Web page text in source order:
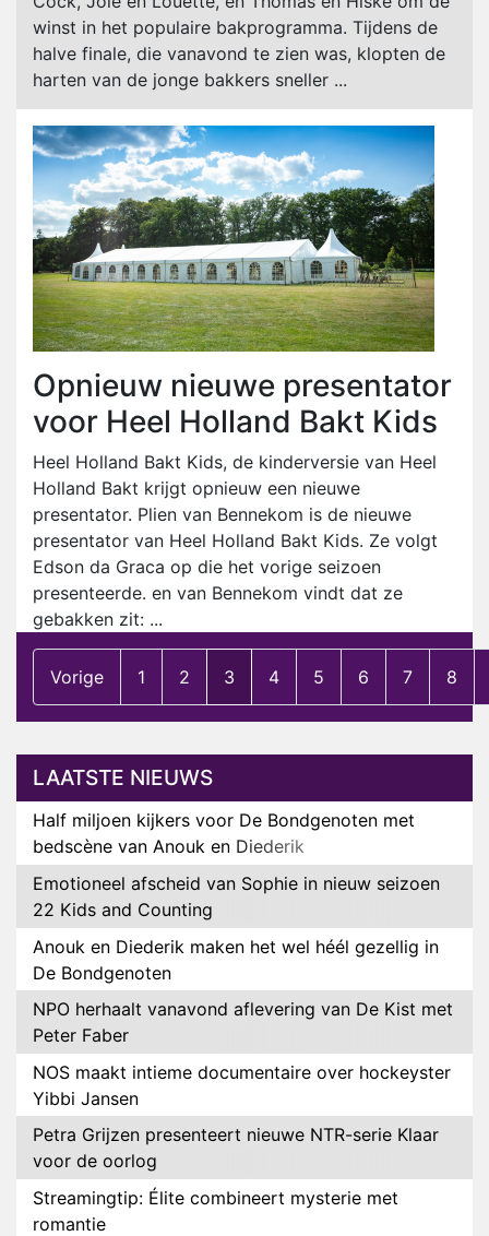
winst in het populaire bakprogramma. Tijdens de
halve finale, die vanavond te zien was, klopten de
harten van de jonge bakkers sneller ...
Opnieuw nieuwe presentator
voor Heel Holland Bakt Kids
Heel Holland Bakt Kids, de kinderversie van Heel
Holland Bakt krijgt opnieuw een nieuwe
presentator. Plien van Bennekom is de nieuwe
presentator van Heel Holland Bakt Kids. Ze volgt
Edson da Graca op die het vorige seizoen
presenteerde. en van Bennekom vindt dat ze
gebakken zit: ...
Vorige 1 2 3 4 5 6 7 8
LAATSTE NIEUWS
Half miljoen kijkers voor De Bondgenoten met
bedscène van Anouk en Diederik
Emotioneel afscheid van Sophie in nieuw seizoen
22 Kids and Counting
Anouk en Diederik maken het wel héél gezellig in
De Bondgenoten
NPO herhaalt vanavond aflevering van De Kist met
Peter Faber
NOS maakt intieme documentaire over hockeyster
Yibbi Jansen
Petra Grijzen presenteert nieuwe NTR-serie Klaar
voor de oorlog
Streamingtip: Élite combineert mysterie met
romantie